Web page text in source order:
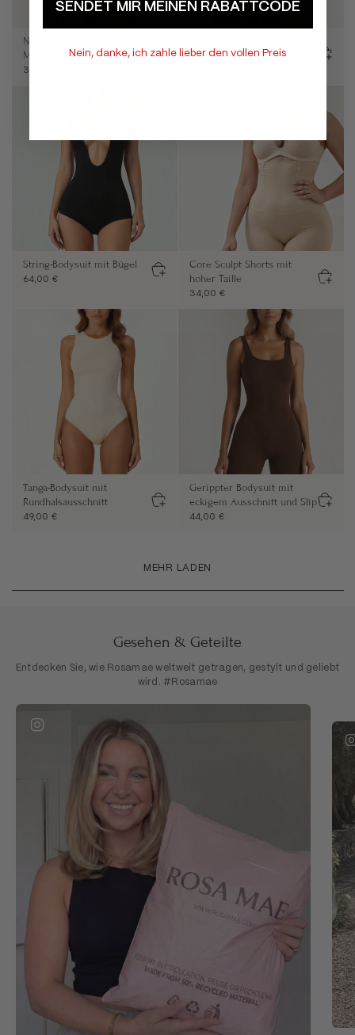
Nahtlose Shorts bis zur
Mitte des Oberschenkels
34,00 €
mittlerer Taille
String-Bodysuit mit Bügel
64,00 €
Core Sculpt Shorts mit
hoher Taille
34,00 €
Tanga-Bodysuit mit
Rundhalsausschnitt
49,00 €
Gerippter Bodysuit mit
eckigem Ausschnitt und Slip
44,00 €
MEHR LADEN
Gesehen & Geteilte
Entdecken Sie, wie Rosamae weltweit getragen, gestylt und geliebt
wird. #Rosamae
SENDET MIR MEINEN RABATTCODE
Nein, danke, ich zahle lieber den vollen Preis